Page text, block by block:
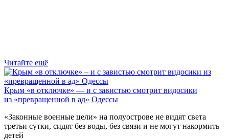
Читайте ещё
Крым «в отключке» — и с завистью смотрит видосики
из «превращенной в ад» Одессы
«Законные военные цели» на полуострове не видят света
третьи сутки, сидят без воды, без связи и не могут накормить
детей